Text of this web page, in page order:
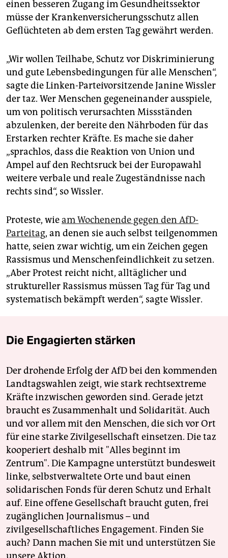
einen besseren Zugang im Gesundheitssektor
müsse der Krankenversicherungsschutz allen
Geflüchteten ab dem ersten Tag gewährt werden.
„Wir wollen Teilhabe, Schutz vor Diskriminierung
und gute Lebensbedingungen für alle Menschen“,
sagte die Linken-Parteivorsitzende Janine Wissler
der taz. Wer Menschen gegeneinander ausspiele,
um von politisch verursachten Missständen
abzulenken, der bereite den Nährboden für das
Erstarken rechter Kräfte. Es mache sie daher
„sprachlos, dass die Reaktion von Union und
Ampel auf den Rechtsruck bei der Europawahl
weitere verbale und reale Zugeständnisse nach
rechts sind“, so Wissler.
Proteste, wieam Wochenende gegen den AfD-
Parteitag, an denen sie auch selbst teilgenommen
hatte, seien zwar wichtig, um ein Zeichen gegen
Rassismus und Menschenfeindlichkeit zu setzen.
„Aber Protest reicht nicht, alltäglicher und
struktureller Rassismus müssen Tag für Tag und
systematisch bekämpft werden“, sagte Wissler.
Die Engagierten stärken
Der drohende Erfolg der AfD bei den kommenden
Landtagswahlen zeigt, wie stark rechtsextreme
Kräfte inzwischen geworden sind. Gerade jetzt
braucht es Zusammenhalt und Solidarität. Auch
und vor allem mit den Menschen, die sich vor Ort
für eine starke Zivilgesellschaft einsetzen. Die taz
kooperiert deshalb mit "Alles beginnt im
Zentrum". Die Kampagne unterstützt bundesweit
linke, selbstverwaltete Orte und baut einen
solidarischen Fonds für deren Schutz und Erhalt
auf. Eine offene Gesellschaft braucht guten, frei
zugänglichen Journalismus – und
zivilgesellschaftliches Engagement. Finden Sie
auch? Dann machen Sie mit und unterstützen Sie